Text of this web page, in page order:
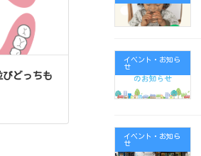
びどっちも
イベント・お知ら
せ
イベント・お知ら
せ